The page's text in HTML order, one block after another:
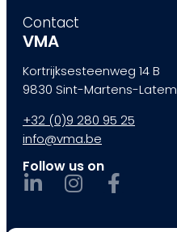
Contact
VMA
Kortrijksesteenweg 14 B
9830 Sint-Martens-Latem
+32 (0)9 280 95 25
info@vma.be
Follow us on